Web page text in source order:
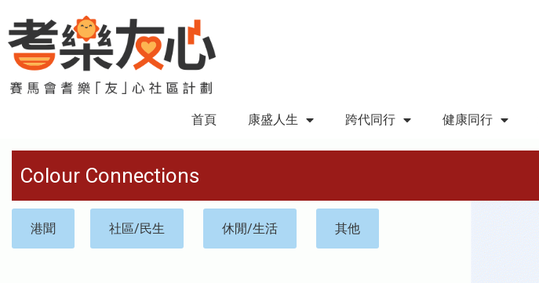
首頁 康盛人生 跨代同行 健康同行
Colour Connections
港聞 社區/民生 休閒/生活 其他